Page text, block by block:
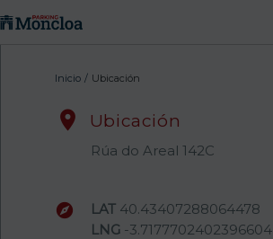
Inicio / Ubicación
 Ubicación
Rúa do Areal 142C
 LAT40.43407288064478
LNG-3.7177702402396604